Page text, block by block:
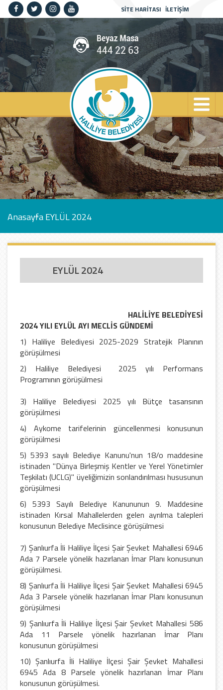
SİTE HARİTASI İLETİŞİM
AnasayfaEYLÜL 2024
EYLÜL 2024
HALİLİYE BELEDİYESİ
2024 YILI EYLÜL AYI MECLİS GÜNDEMİ
1) Haliliye Belediyesi 2025-2029 Stratejik Planının
görüşülmesi
2) Haliliye Belediyesi 2025 yılı Performans
Programının görüşülmesi
3) Haliliye Belediyesi 2025 yılı Bütçe tasarısının
görüşülmesi
4) Aykome tarifelerinin güncellenmesi konusunun
görüşülmesi
5) 5393 sayılı Belediye Kanunu'nun 18/o maddesine
istinaden "Dünya Birleşmiş Kentler ve Yerel Yönetimler
Teşkilatı (UCLG)" üyeliğimizin sonlandırılması hususunun
görüşülmesi
6) 5393 Sayılı Belediye Kanununun 9. Maddesine
istinaden Kırsal Mahallelerden gelen ayrılma talepleri
konusunun Belediye Meclisince görüşülmesi
7) Şanlıurfa İli Haliliye İlçesi Şair Şevket Mahallesi 6946
Ada 7 Parsele yönelik hazırlanan İmar Planı konusunun
görüşülmesi.
8) Şanlıurfa İli Haliliye İlçesi Şair Şevket Mahallesi 6945
Ada 3 Parsele yönelik hazırlanan İmar Planı konusunun
görüşülmesi
9) Şanlıurfa İli Haliliye İlçesi Şair Şevket Mahallesi 586
Ada 11 Parsele yönelik hazırlanan İmar Planı
konusunun görüşülmesi
10) Şanlıurfa İli Haliliye İlçesi Şair Şevket Mahallesi
6945 Ada 8 Parsele yönelik hazırlanan İmar Planı
konusunun görüşülmesi.
Anasayfa
Kurumsal
Haliliye
Spor
Kültür
Sanat
Güncel
İletişim